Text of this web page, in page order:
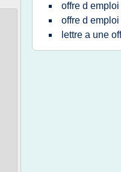
offre d emploi
offre d
lettre a une